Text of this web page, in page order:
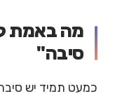
מה באמת
סיבה"
כמעט תמיד יש